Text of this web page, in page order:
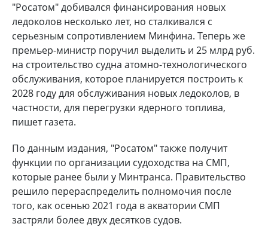
"Росатом" добивался финансирования новых
ледоколов несколько лет, но сталкивался с
серьезным сопротивлением Минфина. Теперь же
премьер-министр поручил выделить и 25 млрд руб.
на строительство судна атомно-технологического
обслуживания, которое планируется построить к
2028 году для обслуживания новых ледоколов, в
частности, для перегрузки ядерного топлива,
пишет газета.
По данным издания, "Росатом" также получит
функции по организации судоходства на СМП,
которые ранее были у Минтранса. Правительство
решило перераспределить полномочия после
того, как осенью 2021 года в акватории СМП
застряли более двух десятков судов.